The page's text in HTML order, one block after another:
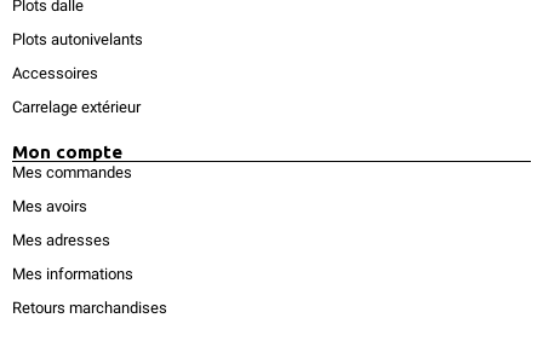
Plots dalle
Plots autonivelants
Accessoires
Carrelage extérieur
Mon compte
Mes commandes
Mes avoirs
Mes adresses
Mes informations
Retours marchandises